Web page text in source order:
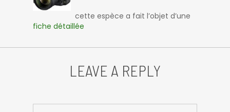
cette espèce a fait l’objet d’une
fiche détaillée
LEAVE A REPLY